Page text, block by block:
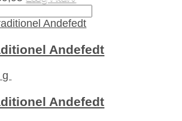
Andefedt
g
Andefedt